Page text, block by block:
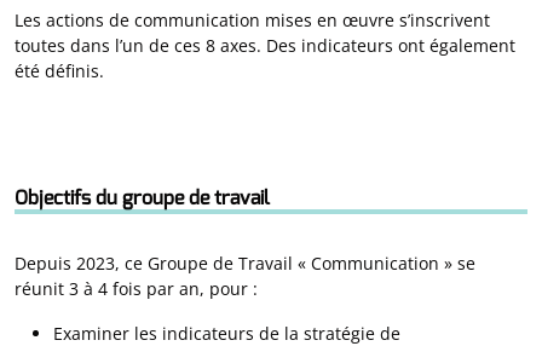
Les actions de communication mises en œuvre s’inscrivent
toutes dans l’un de ces 8 axes. Des indicateurs ont également
été définis.
Objectifs du groupe de travail
Depuis 2023, ce Groupe de Travail « Communication » se
réunit 3 à 4 fois par an, pour :
Examiner les indicateurs de la stratégie de